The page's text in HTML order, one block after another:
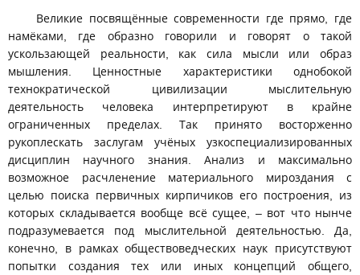
Великие посвящённые современности где прямо, где
намёками, где образно говорили и говорят о такой
ускользающей реальности, как сила мысли или образ
мышления. Ценностные характеристики однобокой
технократической цивилизации мыслительную
деятельность человека интерпретируют в крайне
ограниченных пределах. Так принято восторженно
рукоплескать заслугам учёных узкоспециализированных
дисциплин научного знания. Анализ и максимально
возможное расчленение материального мироздания с
целью поиска первичных кирпичиков его построения, из
которых складывается вообще всё сущее, – вот что нынче
подразумевается под мыслительной деятельностью. Да,
конечно, в рамках обществоведческих наук присутствуют
попытки создания тех или иных концепций общего,